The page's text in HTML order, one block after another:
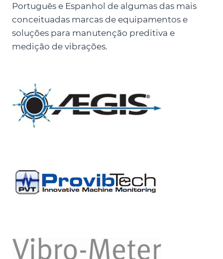
Português e Espanhol de algumas das mais
conceituadas marcas de equipamentos e
soluções para manutenção preditiva e
medição de vibrações.